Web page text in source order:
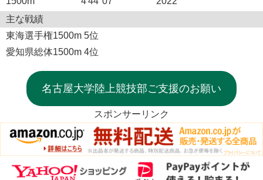
主な戦績
東海選手権1500m 5位
愛知県総体1500m 4位
名古屋大学陸上競技部ご支援のお願い
スポンサーリンク